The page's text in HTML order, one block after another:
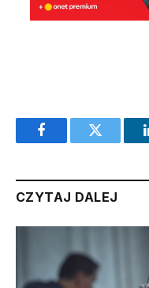
FacebookTwitter
CZYTAJ DALEJ